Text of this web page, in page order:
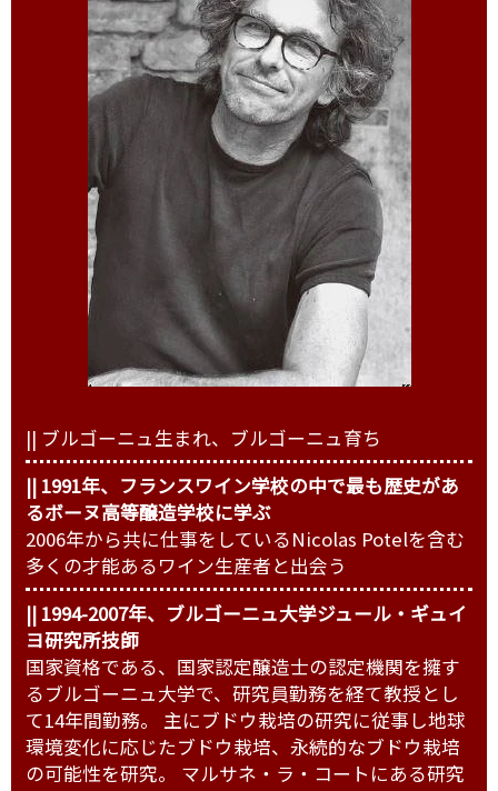
|| ブルゴーニュ生まれ、ブルゴーニュ育ち
|| 1991年、フランスワイン学校の中で最も歴史があ
るボーヌ高等醸造学校に学ぶ
2006年から共に仕事をしているNicolas Potelを含む
多くの才能あるワイン生産者と出会う
|| 1994-2007年、ブルゴーニュ大学ジュール・ギュイ
ヨ研究所技師
国家資格である、国家認定醸造士の認定機関を擁す
るブルゴーニュ大学で、研究員勤務を経て教授とし
て14年間勤務。 主にブドウ栽培の研究に従事し地球
環境変化に応じたブドウ栽培、永続的なブドウ栽培
の可能性を研究。 マルサネ・ラ・コートにある研究